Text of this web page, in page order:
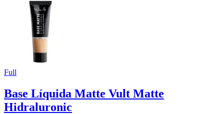
Full
Base Líquida Matte Vult Matte
Hidraluronic